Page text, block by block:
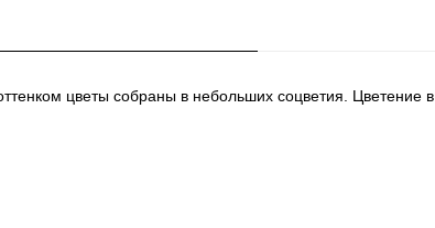
цветы собраны в небольших соцветия. Цветение в